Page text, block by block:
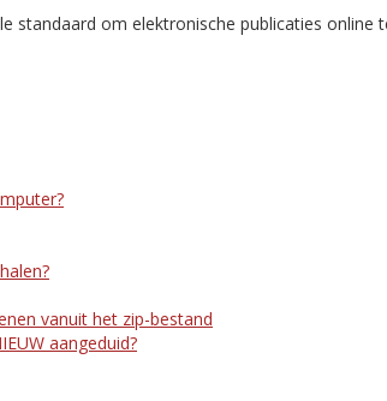
standaard om elektronische publicaties online
vanuit het zip-bestand
aangeduid?